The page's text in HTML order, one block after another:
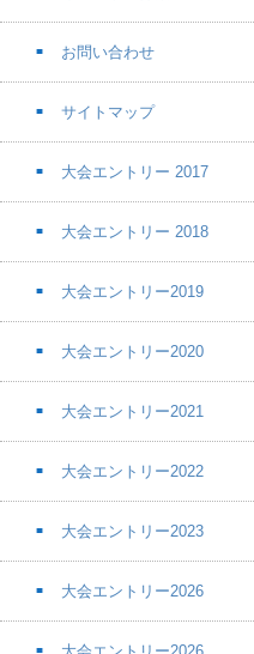
お問い合わせ
サイトマップ
大会エントリー 2017
大会エントリー 2018
大会エントリー2019
大会エントリー2020
大会エントリー2021
大会エントリー2022
大会エントリー2023
大会エントリー2026